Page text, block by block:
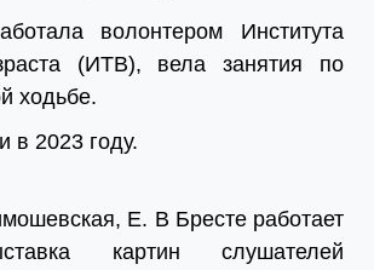
волонтером Института
(ИТВ), вела занятия по
ходьбе.
в 2023 году.
Е. В Бресте работает
картин слушателей